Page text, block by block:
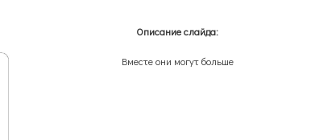
Описание слайда:
Вместе они могут больше